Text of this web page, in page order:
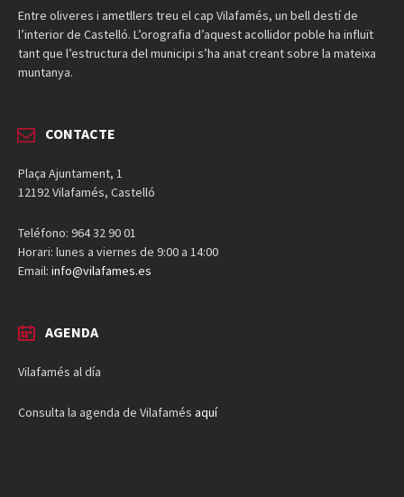
Entre oliveres i ametllers treu el cap Vilafamés, un bell destí de
l’interior de Castelló. L’orografia d’aquest acollidor poble ha influït
tant que l’estructura del municipi s’ha anat creant sobre la mateixa
muntanya.
CONTACTE
Plaça Ajuntament, 1
12192 Vilafamés, Castelló
Teléfono: 964 32 90 01
Horari: lunes a viernes de 9:00 a 14:00
Email: info@vilafames.es
AGENDA
Vilafamés al día
Consulta la agenda de Vilafamés aquí